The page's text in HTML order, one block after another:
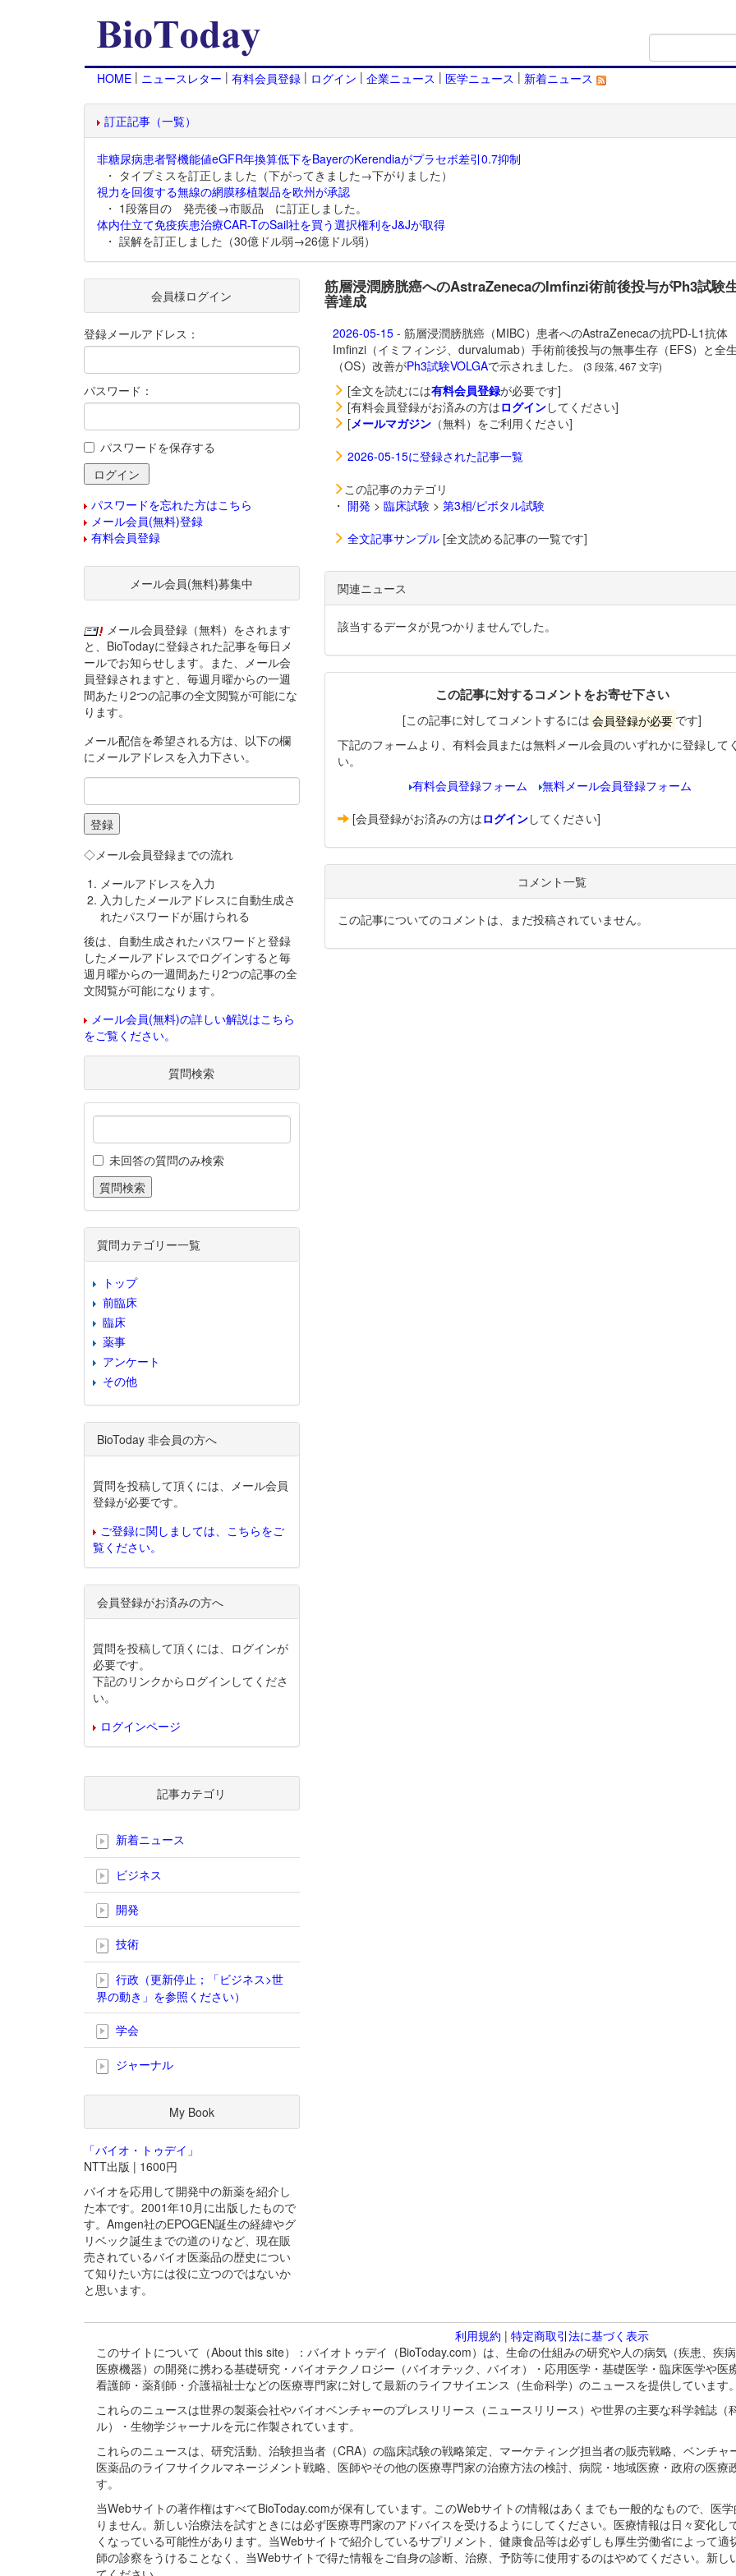
HOME | ニュースレター | 有料会員登録 | ログイン | 企業ニュース | 医学ニュース | 新着ニュース
訂正記事（一覧）
非糖尿病患者腎機能値eGFR年換算低下をBayerのKerendiaがプラセボ差引0.7抑制
・ タイプミスを訂正しました（下がってきました→下がりました）
視力を回復する無線の網膜移植製品を欧州が承認
・ 1段落目の 発売後→市販品 に訂正しました。
体内仕立て免疫疾患治療CAR-TのSail社を買う選択権利をJ&Jが取得
・ 誤解を訂正しました（30億ドル弱→26億ドル弱）
筋層浸潤膀胱癌へのAstraZenecaのImfinzi術前後投与がPh3試験
善達成
2026-05-15- 筋層浸潤膀胱癌（MIBC）患者へのAstraZenecaの抗PD-L1抗体
Imfinzi（イミフィンジ、durvalumab）手術前後投与の無事生存（EFS）と全
（OS）改善がPh3試験VOLGAで示されました。 (3 段落, 467 文字)
[全文を読むには有料会員登録が必要です]
[有料会員登録がお済みの方はログインしてください]
[メールマガジン（無料）をご利用ください]
2026-05-15に登録された記事一覧
この記事のカテゴリ
・ 開発 > 臨床試験> 第3相/ピボタル試験
全文記事サンプル[全文読める記事の一覧です]
関連ニュース
該当するデータが見つかりませんでした。
この記事に対するコメントをお寄せ下さい
[この記事に対してコメントするには 会員登録が必要 です]
下記のフォームより、有料会員または無料メール会員のいずれかに登録して
い。
有料会員登録フォーム
無料メール会員登録フォーム
[会員登録がお済みの方はログインしてください]
コメント一覧
この記事についてのコメントは、まだ投稿されていません。
会員様ログイン
登録メールアドレス：
パスワード：
パスワードを保存する
パスワードを忘れた方はこちら
メール会員(無料)登録
有料会員登録
メール会員(無料)募集中
メール会員登録（無料）をされます
と、BioTodayに登録された記事を毎日メ
ールでお知らせします。また、メール会
員登録されますと、毎週月曜からの一週
間あたり2つの記事の全文閲覧が可能にな
ります。
メール配信を希望される方は、以下の欄
にメールアドレスを入力下さい。
◇メール会員登録までの流れ
メールアドレスを入力
入力したメールアドレスに自動生成さ
れたパスワードが届けられる
後は、自動生成されたパスワードと登録
したメールアドレスでログインすると毎
週月曜からの一週間あたり2つの記事の全
文閲覧が可能になります。
メール会員(無料)の詳しい解説はこちら
をご覧ください。
質問検索
未回答の質問のみ検索
質問カテゴリー一覧
トップ
前臨床
臨床
薬事
アンケート
その他
BioToday 非会員の方へ
質問を投稿して頂くには、メール会員
登録が必要です。
ご登録に関しましては、こちらをご
覧ください。
会員登録がお済みの方へ
質問を投稿して頂くには、ログインが
必要です。
下記のリンクからログインしてくださ
い。
ログインページ
記事カテゴリ
新着ニュース
ビジネス
開発
技術
行政（更新停止；「ビジネス>世
界の動き」を参照ください）
学会
ジャーナル
My Book
「バイオ・トゥデイ」
NTT出版 | 1600円
バイオを応用して開発中の新薬を紹介し
た本です。2001年10月に出版したもので
す。Amgen社のEPOGEN誕生の経緯やグ
リベック誕生までの道のりなど、現在販
売されているバイオ医薬品の歴史につい
て知りたい方には役に立つのではないか
と思います。
利用規約 | 特定商取引法に基づく表示
このサイトについて（About this site）：バイオトゥデイ（BioToday.com）は、生命の仕組みの研究や人の病気（疾患、疾
医療機器）の開発に携わる基礎研究・バイオテクノロジー（バイオテック、バイオ）・応用医学・基礎医学・臨床医学や
看護師・薬剤師・介護福祉士などの医療専門家に対して最新のライフサイエンス（生命科学）のニュースを提供しています
これらのニュースは世界の製薬会社やバイオベンチャーのプレスリリース（ニュースリリース）や世界の主要な科学雑誌
ル）・生物学ジャーナルを元に作製されています。
これらのニュースは、研究活動、治験担当者（CRA）の臨床試験の戦略策定、マーケティング担当者の販売戦略、ベンチ
医薬品のライフサイクルマネージメント戦略、医師やその他の医療専門家の治療方法の検討、病院・地域医療・政府の医
す。
当Webサイトの著作権はすべてBioToday.comが保有しています。このWebサイトの情報はあくまでも一般的なもので、医
りません。新しい治療法を試すときには必ず医療専門家のアドバイスを受けるようにしてください。医療情報は日々変化
くなっている可能性があります。当Webサイトで紹介しているサプリメント、健康食品等は必ずしも厚生労働省によって
師の診察をうけることなく、当Webサイトで得た情報をご自身の診断、治療、予防等に使用するのはやめてください。新